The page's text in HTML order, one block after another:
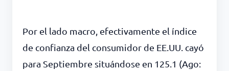
Por el lado macro, efectivamente el índice
de confianza del consumidor de EE.UU. cayó
para Septiembre situándose en 125.1 (Ago: